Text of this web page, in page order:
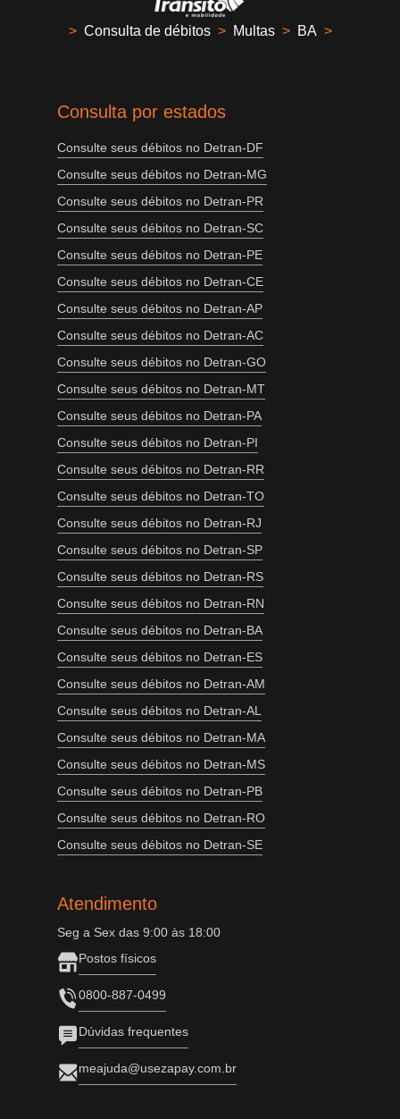
> Consulta de débitos > Multas > BA >
Consulta por estados
Consulte seus débitos no Detran-DF
Consulte seus débitos no Detran-MG
Consulte seus débitos no Detran-PR
Consulte seus débitos no Detran-SC
Consulte seus débitos no Detran-PE
Consulte seus débitos no Detran-CE
Consulte seus débitos no Detran-AP
Consulte seus débitos no Detran-AC
Consulte seus débitos no Detran-GO
Consulte seus débitos no Detran-MT
Consulte seus débitos no Detran-PA
Consulte seus débitos no Detran-PI
Consulte seus débitos no Detran-RR
Consulte seus débitos no Detran-TO
Consulte seus débitos no Detran-RJ
Consulte seus débitos no Detran-SP
Consulte seus débitos no Detran-RS
Consulte seus débitos no Detran-RN
Consulte seus débitos no Detran-BA
Consulte seus débitos no Detran-ES
Consulte seus débitos no Detran-AM
Consulte seus débitos no Detran-AL
Consulte seus débitos no Detran-MA
Consulte seus débitos no Detran-MS
Consulte seus débitos no Detran-PB
Consulte seus débitos no Detran-RO
Consulte seus débitos no Detran-SE
Atendimento
Seg a Sex das 9:00 às 18:00
Postos físicos
0800-887-0499
Dúvidas frequentes
meajuda@usezapay.com.br